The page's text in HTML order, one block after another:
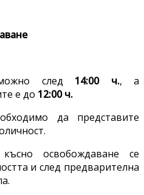
след 14:00 ч., а
е до 12:00 ч.
да представите
освобождаване се
и след предварителна